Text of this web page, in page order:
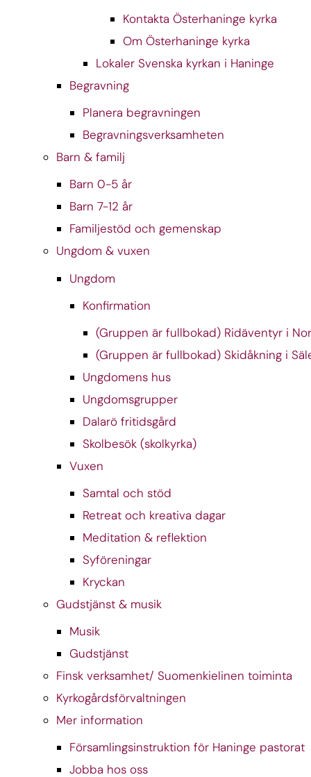
Kontakta Österhaninge kyrka
Om Österhaninge kyrka
Lokaler Svenska kyrkan i Haninge
Begravning
Planera begravningen
Begravningsverksamheten
Barn & familj
Barn 0-5 år
Barn 7-12 år
Familjestöd och gemenskap
Ungdom & vuxen
Ungdom
Konfirmation
(Gruppen är fullbokad) Ridäventyr i
(Gruppen är fullbokad) Skidåkning i
Ungdomens hus
Ungdomsgrupper
Dalarö fritidsgård
Skolbesök (skolkyrka)
Vuxen
Samtal och stöd
Retreat och kreativa dagar
Meditation & reflektion
Syföreningar
Kryckan
Gudstjänst & musik
Musik
Gudstjänst
Finsk verksamhet/ Suomenkielinen toiminta
Kyrkogårdsförvaltningen
Mer information
Församlingsinstruktion för Haninge pastorat
Jobba hos oss